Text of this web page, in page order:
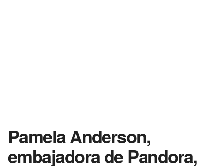
Pamela Anderson,
embajadora de Pandora,